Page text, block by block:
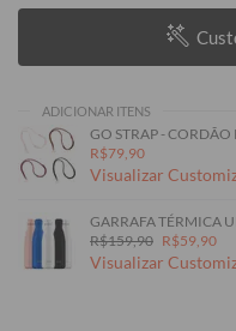
ADICIONAR ITENS
GO STRAP - CORDÃO
R$79,90
Visualizar
GARRAFA TÉRMICA
R$159,90 R$59,90
Visualizar